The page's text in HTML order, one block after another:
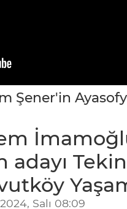
Şener'in
adayı
Salı 08:09